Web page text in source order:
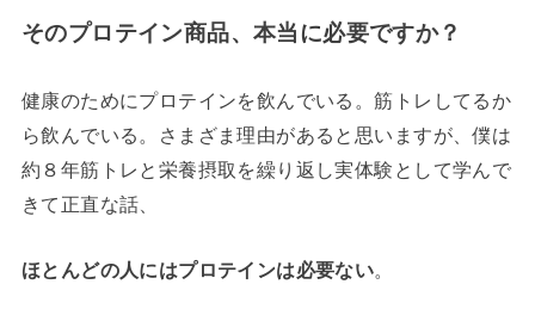
そのプロテイン商品、本当に必要ですか？
健康のためにプロテインを飲んでいる。筋トレしてるか
ら飲んでいる。さまざま理由があると思いますが、僕は
約８年筋トレと栄養摂取を繰り返し実体験として学んで
きて正直な話、
ほとんどの人にはプロテインは必要ない。